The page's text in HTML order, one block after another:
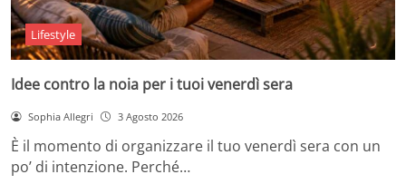
Lifestyle
Idee contro la noia per i tuoi venerdì sera
Sophia Allegri 3 Agosto 2026
È il momento di organizzare il tuo venerdì sera con un
po’ di intenzione. Perché…